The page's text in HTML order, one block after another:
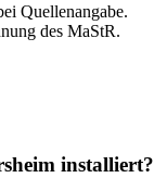
Quellenangabe.
des MaStR.
installiert?